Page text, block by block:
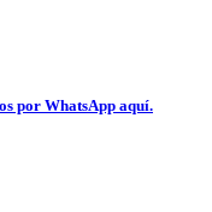
por WhatsApp aquí.